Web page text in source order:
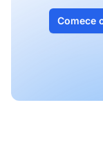
Comece